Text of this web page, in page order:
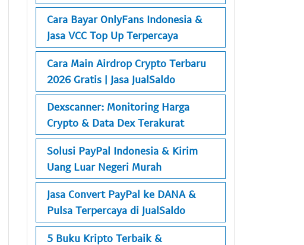
Cara Bayar OnlyFans Indonesia &
Jasa VCC Top Up Terpercaya
Cara Main Airdrop Crypto Terbaru
2026 Gratis | Jasa JualSaldo
Dexscanner: Monitoring Harga
Crypto & Data Dex Terakurat
Solusi PayPal Indonesia & Kirim
Uang Luar Negeri Murah
Jasa Convert PayPal ke DANA &
Pulsa Terpercaya di JualSaldo
5 Buku Kripto Terbaik &